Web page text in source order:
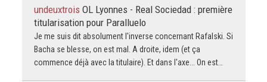
undeuxtrois OL Lyonnes - Real Sociedad : première
titularisation pour Paralluelo
Je me suis dit absolument l'inverse concernant Rafalski. Si
Bacha se blesse, on est mal. A droite, idem (et ça
commence déjà avec la titulaire). Et dans l'axe... On est…